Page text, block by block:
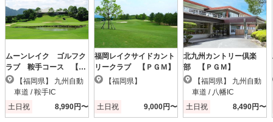
ムーンレイク ゴルフク
ラブ 鞍手コース 【Ｐ
ＧＭ】
車道 / 鞍手IC
土日祝
8,990円〜
福岡レイクサイドカント
リークラブ 【ＰＧＭ】
【福岡県】
土日祝 9,000円〜
北九州カントリー倶楽
部 【ＰＧＭ】
車道 / 八幡IC
土日祝
8,490円〜